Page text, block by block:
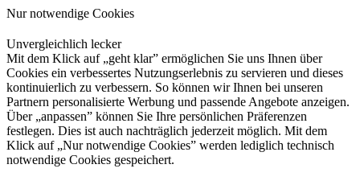
Nur notwendige Cookies
Unvergleichlich lecker
Mit dem Klick auf „geht klar” ermöglichen Sie uns Ihnen über
Cookies ein verbessertes Nutzungserlebnis zu servieren und dieses
kontinuierlich zu verbessern. So können wir Ihnen bei unseren
Partnern personalisierte Werbung und passende Angebote anzeigen.
Über „anpassen” können Sie Ihre persönlichen Präferenzen
festlegen. Dies ist auch nachträglich jederzeit möglich. Mit dem
Klick auf „Nur notwendige Cookies” werden lediglich technisch
notwendige Cookies gespeichert.